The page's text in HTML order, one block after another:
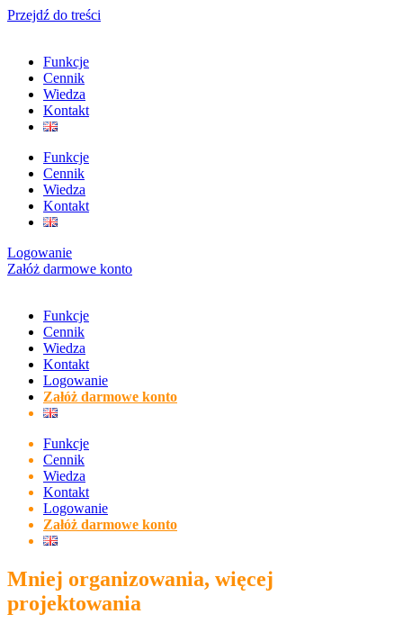
Przejdź do treści
Funkcje
Cennik
Wiedza
Kontakt
Funkcje
Cennik
Wiedza
Kontakt
Logowanie
Załóż darmowe konto
Funkcje
Cennik
Wiedza
Kontakt
Logowanie
Załóż darmowe konto
Funkcje
Cennik
Wiedza
Kontakt
Logowanie
Załóż darmowe konto
Mniej organizowania, więcej
projektowania